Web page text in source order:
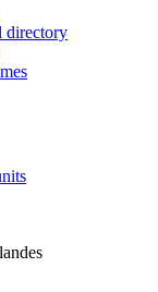
directory